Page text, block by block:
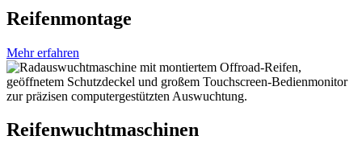
Reifenmontage
Mehr erfahren
Reifen­wuchtmaschinen